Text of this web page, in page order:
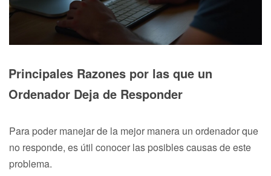
Principales Razones por las que un
Ordenador Deja de Responder
Para poder manejar de la mejor manera un ordenador que
no responde, es útil conocer las posibles causas de este
problema.